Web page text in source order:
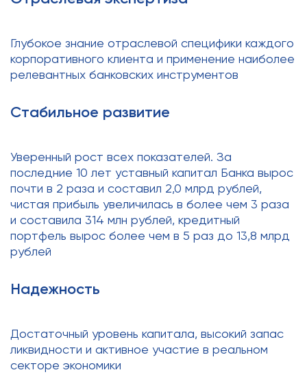
Глубокое знание отраслевой специфики каждого
корпоративного клиента и применение наиболее
релевантных банковских инструментов
Стабильное развитие
Уверенный рост всех показателей. За
последние 10 лет уставный капитал Банка вырос
почти в 2 раза и составил 2,0 млрд рублей,
чистая прибыль увеличилась в более чем 3 раза
и составила 314 млн рублей, кредитный
портфель вырос более чем в 5 раз до 13,8 млрд
рублей
Надежность
Достаточный уровень капитала, высокий запас
ликвидности и активное участие в реальном
секторе экономики